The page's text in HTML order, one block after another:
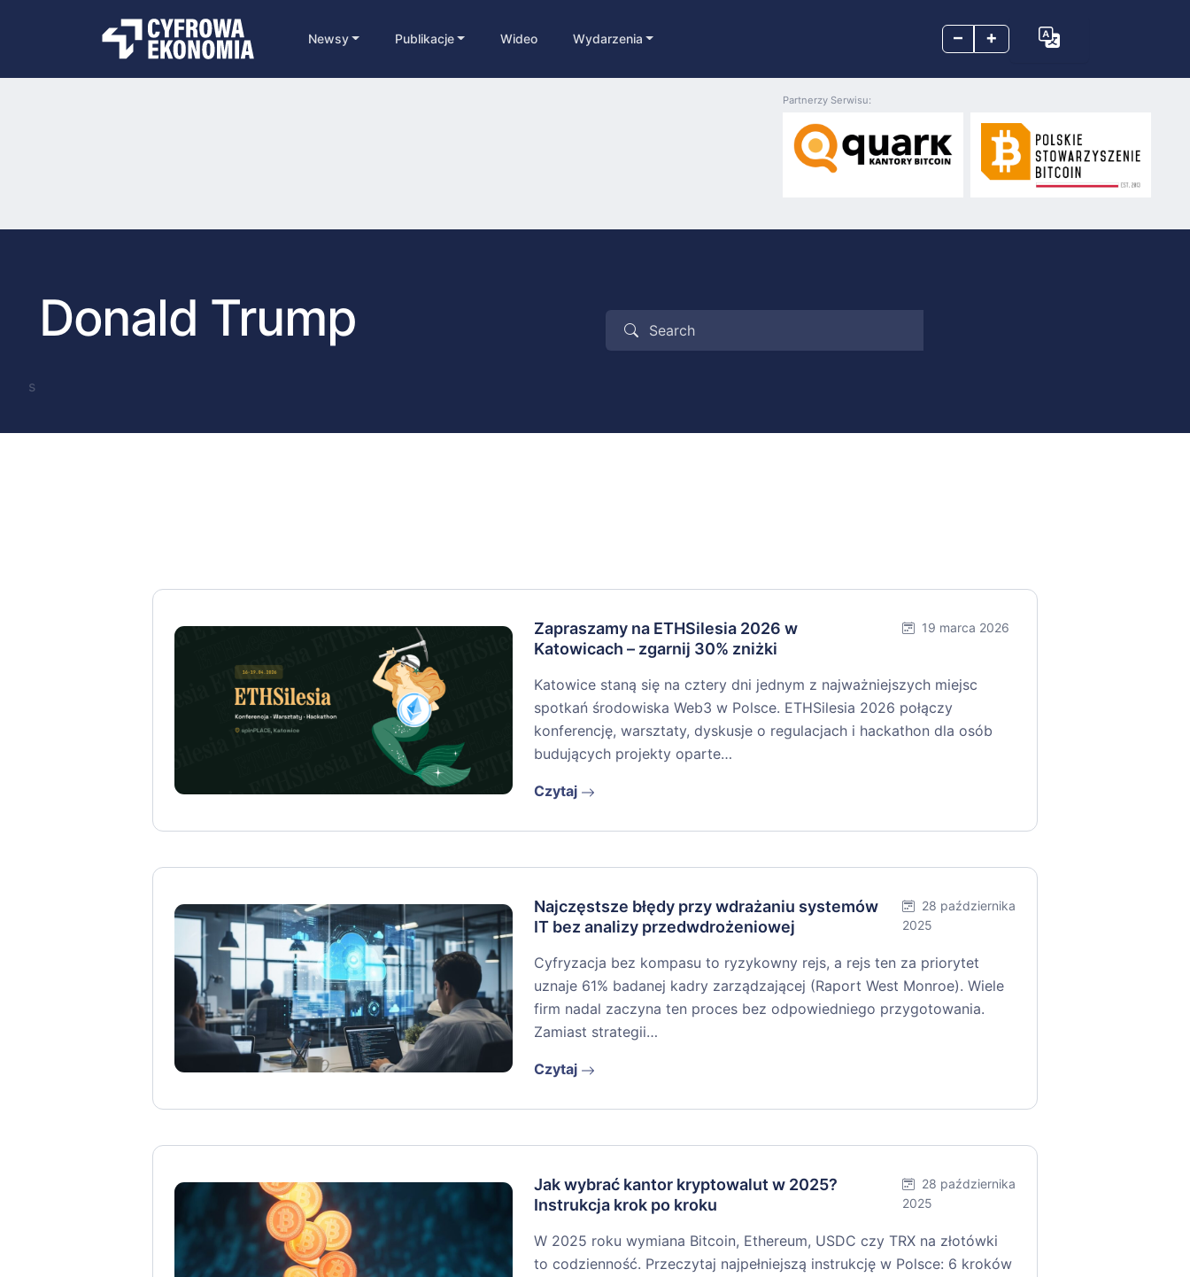
– +
Newsy Publikacje Wideo Wydarzenia
Partnerzy Serwisu:
Donald Trump
s
Zapraszamy na ETHSilesia 2026 w
Katowicach – zgarnij 30% zniżki
19 marca 2026
Katowice staną się na cztery dni jednym z najważniejszych miejsc
spotkań środowiska Web3 w Polsce. ETHSilesia 2026 połączy
konferencję, warsztaty, dyskusje o regulacjach i hackathon dla osób
budujących projekty oparte…
Czytaj
Najczęstsze błędy przy wdrażaniu systemów
IT bez analizy przedwdrożeniowej
28 października
2025
Cyfryzacja bez kompasu to ryzykowny rejs, a rejs ten za priorytet
uznaje 61% badanej kadry zarządzającej (Raport West Monroe). Wiele
firm nadal zaczyna ten proces bez odpowiedniego przygotowania.
Zamiast strategii…
Czytaj
Jak wybrać kantor kryptowalut w 2025?
Instrukcja krok po kroku
28 października
2025
W 2025 roku wymiana Bitcoin, Ethereum, USDC czy TRX na złotówki
to codzienność. Przeczytaj najpełniejszą instrukcję w Polsce: 6 kroków